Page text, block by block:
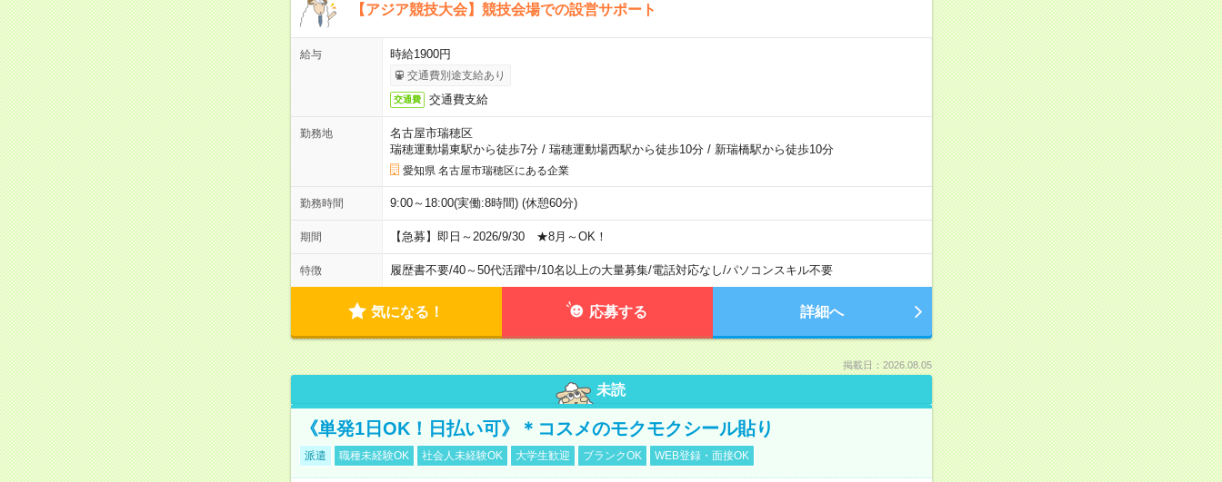
【アジア競技大会】競技会場での設営サポート
給与 時給1900円
交通費別途支給あり
交通費 交通費支給
勤務地
名古屋市瑞穂区
瑞穂運動場東駅から徒歩7分/ 瑞穂運動場西駅から徒歩10分/ 新瑞橋駅から徒歩10分
愛知県 名古屋市瑞穂区にある企業
勤務時間 9:00～18:00(実働:8時間) (休憩60分)
期間 【急募】即日～2026/9/30 ★8月～OK！
特徴 履歴書不要/40～50代活躍中/10名以上の大量募集/電話対応なし/パソコンスキル不要
気になる！ 応募する 詳細へ
掲載日：2026.08.05
未読
《単発1日OK！日払い可》＊コスメのモクモクシール貼り
派遣 職種未経験OK 社会人未経験OK 大学生歓迎 ブランクOK WEB登録・面接OK